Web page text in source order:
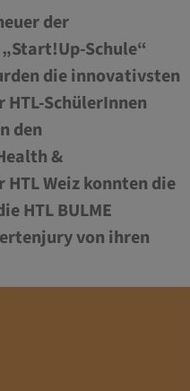
der
Schule“
die innovativsten
SchülerInnen
den
&
Weiz konnten die
HTL BULME
von ihren